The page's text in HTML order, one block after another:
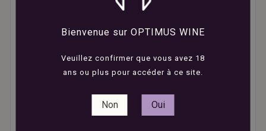
Bienvenue sur OPTIMUS WINE
Veuillez confirmer que vous avez 18
ans ou plus pour accéder à ce site.
Non Oui